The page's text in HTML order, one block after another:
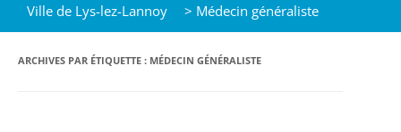
Ville de Lys-lez-Lannoy > Médecin généraliste
ARCHIVES PAR ÉTIQUETTE : MÉDECIN GÉNÉRALISTE